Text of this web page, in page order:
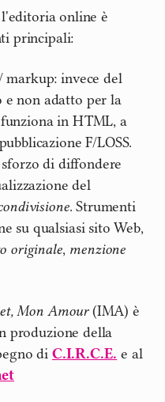
online è
principali:
markup: invece del
non adatto per la
in HTML, a
F/LOSS.
di diffondere
del
. Strumenti
su qualsiasi sito Web,
originale, menzione
Mon Amour(IMA) è
produzione della
di C.I.R.C.E. e al